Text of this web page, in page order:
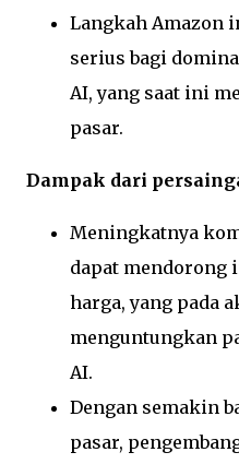
Langkah Amazon
serius bagi
AI, yang saat ini
pasar.
Dampak dari
Meningkatnya
dapat mendorong
harga, yang pada
menguntungkan
AI.
Dengan semakin
pasar,